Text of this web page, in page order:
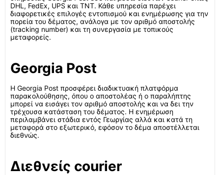
DHL, FedEx, UPS και TNT. Κάθε υπηρεσία παρέχει
διαφορετικές επιλογές εντοπισμού και ενημέρωσης για την
πορεία του δέματος, ανάλογα με τον αριθμό αποστολής
(tracking number) και τη συνεργασία με τοπικούς
μεταφορείς.
Georgia Post
Η Georgia Post προσφέρει διαδικτυακή πλατφόρμα
παρακολούθησης, όπου ο αποστολέας ή ο παραλήπτης
μπορεί να εισάγει τον αριθμό αποστολής και να δει την
τρέχουσα κατάσταση του δέματος. Η ενημέρωση
περιλαμβάνει στάδια εντός Γεωργίας αλλά και κατά τη
μεταφορά στο εξωτερικό, εφόσον το δέμα αποστέλλεται
διεθνώς.
Διεθνείς courier